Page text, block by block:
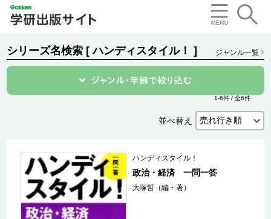
シリーズ名検索 [ ハンディスタイル！ ] ジャンル一覧
1-6件 / 全6件
並べ替え
ハンディスタイル！
政治・経済 一問一答
大塚哲（編・著）